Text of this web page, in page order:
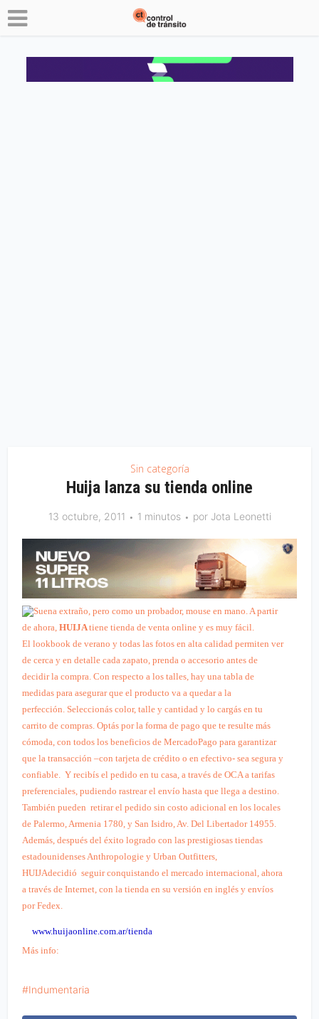
Sin categoría
Huija lanza su tienda online
13 octubre, 2011 1 minutos por Jota Leonetti
Suena extraño, pero como un probador, mouse en mano. A partir
de ahora,HUIJAtiene tienda de venta online y es muy fácil.
El lookbook de verano y todas las fotos en alta calidad permiten ver
de cerca y en detalle cada zapato, prenda o accesorio antes de
decidir la compra. Con respecto a los talles, hay una tabla de
medidas para asegurar que el producto va a quedar a la
perfección. Seleccionás color, talle y cantidad y lo cargás en tu
carrito de compras. Optás por la forma de pago que te resulte más
cómoda, con todos los beneficios de MercadoPago para garantizar
que la transacción –con tarjeta de crédito o en efectivo- sea segura y
confiable. Y recibís el pedido en tu casa , a través de OCA a tarifas
preferenciales, pudiendo rastrear el envío hasta que llega a destino.
También pueden retirar el pedido sin costo adicional en los locales
de Palermo, Armenia 1780, y San Isidro, Av. Del Libertador 14955.
Además, después del éxito logrado con las prestigiosas tiendas
estadounidenses Anthropologie y Urban Outfitters,
HUIJAdecidió seguir conquistando el mercado internacional, ahora
a través de Internet, con la tienda en su versión en inglés y envíos
por Fedex.
Más info:
www.huijaonline.com.ar/tienda
Indumentaria